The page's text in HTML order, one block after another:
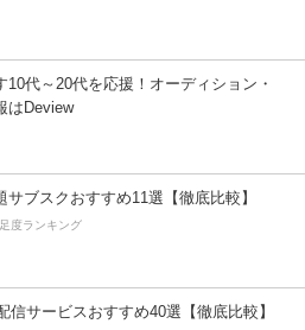
10代～20代を応援！オーディション・
はDeview
サブスクおすすめ11選【徹底比較】
度ランキング
信サービスおすすめ40選【徹底比較】